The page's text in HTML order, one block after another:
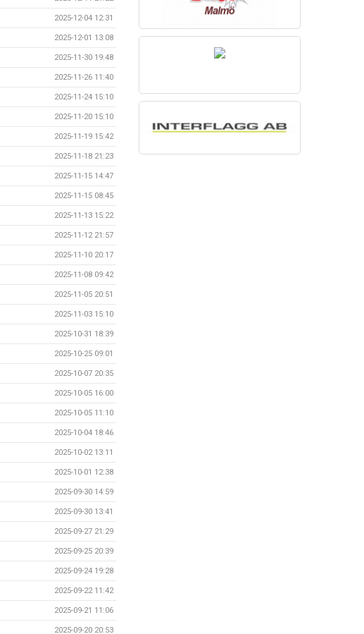
2025-12-04 12:31
2025-12-01 13:08
2025-11-30 19:48
2025-11-26 11:40
2025-11-24 15:10
2025-11-20 15:10
2025-11-19 15:42
2025-11-18 21:23
2025-11-15 14:47
2025-11-15 08:45
2025-11-13 15:22
2025-11-12 21:57
2025-11-10 20:17
2025-11-08 09:42
2025-11-05 20:51
2025-11-03 15:10
2025-10-31 18:39
2025-10-25 09:01
2025-10-07 20:35
2025-10-05 16:00
2025-10-05 11:10
2025-10-04 18:46
2025-10-02 13:11
2025-10-01 12:38
2025-09-30 14:59
2025-09-30 13:41
2025-09-27 21:29
2025-09-25 20:39
2025-09-24 19:28
2025-09-22 11:42
2025-09-21 11:06
2025-09-20 20:53